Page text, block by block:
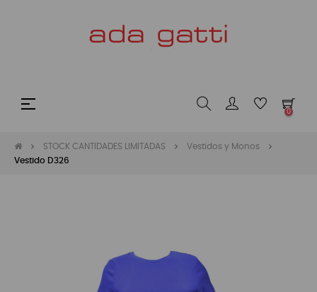
Navegación
☰
0
STOCK CANTIDADES LIMITADAS
Vestidos y Monos
Vestido D326